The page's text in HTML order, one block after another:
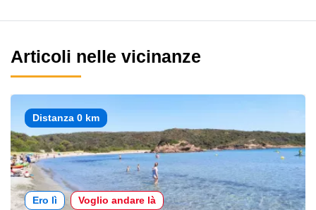
Articoli nelle vicinanze
Distanza 0 km
Ero lì Voglio andare là